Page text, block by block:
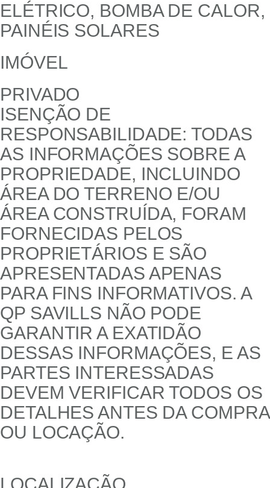
ELÉTRICO, BOMBA DE CALOR,
PAINÉIS SOLARES
IMÓVEL
PRIVADO
ISENÇÃO DE
RESPONSABILIDADE: TODAS
AS INFORMAÇÕES SOBRE A
PROPRIEDADE, INCLUINDO
ÁREA DO TERRENO E/OU
ÁREA CONSTRUÍDA, FORAM
FORNECIDAS PELOS
PROPRIETÁRIOS E SÃO
APRESENTADAS APENAS
PARA FINS INFORMATIVOS. A
QP SAVILLS NÃO PODE
GARANTIR A EXATIDÃO
DESSAS INFORMAÇÕES, E AS
PARTES INTERESSADAS
DEVEM VERIFICAR TODOS OS
DETALHES ANTES DA COMPRA
OU LOCAÇÃO.